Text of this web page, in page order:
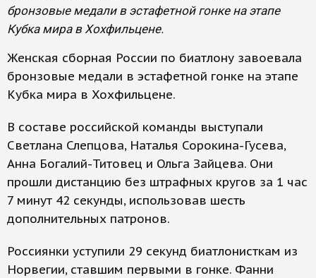
бронзовые медали в эстафетной гонке на этапе
Кубка мира в Хохфильцене.
Женская сборная России по биатлону завоевала
бронзовые медали в эстафетной гонке на этапе
Кубка мира в Хохфильцене.
В составе российской команды выступали
Светлана Слепцова, Наталья Сорокина-Гусева,
Анна Богалий-Титовец и Ольга Зайцева. Они
прошли дистанцию без штрафных кругов за 1 час
7 минут 42 секунды, использовав шесть
дополнительных патронов.
Россиянки уступили 29 секунд биатлонисткам из
Норвегии, ставшим первыми в гонке. Фанни